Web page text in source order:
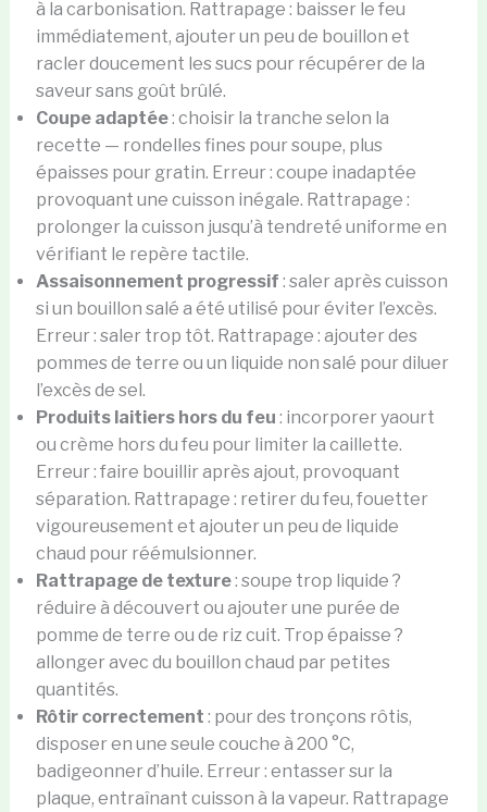
à la carbonisation. Rattrapage : baisser le feu
immédiatement, ajouter un peu de bouillon et
racler doucement les sucs pour récupérer de la
saveur sans goût brûlé.
Coupe adaptée: choisir la tranche selon la
recette — rondelles fines pour soupe, plus
épaisses pour gratin. Erreur : coupe inadaptée
provoquant une cuisson inégale. Rattrapage :
prolonger la cuisson jusqu’à tendreté uniforme en
vérifiant le repère tactile.
Assaisonnement progressif : saler après cuisson
si un bouillon salé a été utilisé pour éviter l’excès.
Erreur : saler trop tôt. Rattrapage : ajouter des
pommes de terre ou un liquide non salé pour diluer
l’excès de sel.
Produits laitiers hors du feu : incorporer yaourt
ou crème hors du feu pour limiter la caillette.
Erreur : faire bouillir après ajout, provoquant
séparation. Rattrapage : retirer du feu, fouetter
vigoureusement et ajouter un peu de liquide
chaud pour réémulsionner.
Rattrapage de texture: soupe trop liquide ?
réduire à découvert ou ajouter une purée de
pomme de terre ou de riz cuit. Trop épaisse ?
allonger avec du bouillon chaud par petites
quantités.
Rôtir correctement : pour des tronçons rôtis,
disposer en une seule couche à 200 °C,
badigeonner d’huile. Erreur : entasser sur la
plaque, entraînant cuisson à la vapeur. Rattrapage